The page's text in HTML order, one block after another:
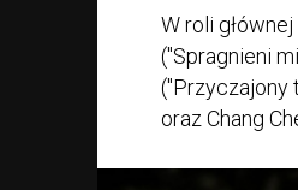
W roli
("Spragnieni
("Przyczajony
oraz Chang